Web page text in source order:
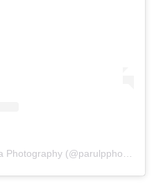
A post shared by Parul Pasricha Photography (@parulpphotography)